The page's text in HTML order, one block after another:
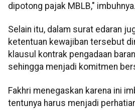
dipotong pajak MBLB," imbuhnya.
Selain itu, dalam surat edaran
ketentuan kewajiban tersebut
klausul kontrak pengadaan
sehingga menjadi komitmen
Fakhri menegaskan karena ini
tentunya harus menjadi